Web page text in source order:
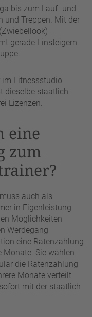
bis zum Lauf- und
und Treppen. Mit der
gerade Einsteigern
im Fitnessstudio
dieselbe staatlich
Lizenzen.
eine
zum
auch als
in Eigenleistung
Möglichkeiten
Werdegang
eine Ratenzahlung
Monate. Sie wählen
die Ratenzahlung
Monate verteilt
mit der staatlich